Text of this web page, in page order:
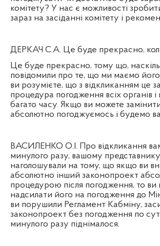
комітету? У нас є можливості
зараз на засіданні комітету і
ДЕРКАЧ С.А. Це буде прекрасно,
Це буде прекрасно, тому що,
повідомили про те, що ми маємо його
ви розумієте, що з відкликанням це
процедура погодження всіх органів
багато часу. Якщо ви можете
абсолютно погоджуємось і будемо
ВАСИЛЕНКО О.І. Про відкликання
минулого разу, вашому
наголошували на тому, що якщо ви
абсолютно інший законопроект
процедурою після погодження, то ви
надсилати його на погодження до
ви порушили Регламент Кабміну,
законопроект без погодження по
минулого разу піднімалося.